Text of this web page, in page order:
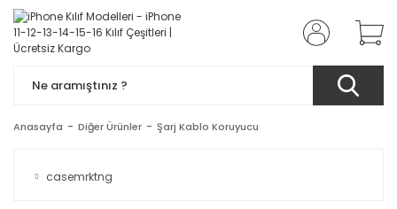
Anasayfa Diğer Ürünler Şarj Kablo Koruyucu
casemrktng